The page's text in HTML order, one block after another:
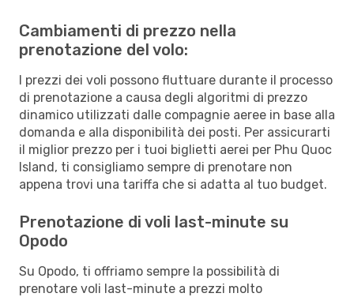
Cambiamenti di prezzo nella
prenotazione del volo:
I prezzi dei voli possono fluttuare durante il processo
di prenotazione a causa degli algoritmi di prezzo
dinamico utilizzati dalle compagnie aeree in base alla
domanda e alla disponibilità dei posti. Per assicurarti
il miglior prezzo per i tuoi biglietti aerei per Phu Quoc
Island, ti consigliamo sempre di prenotare non
appena trovi una tariffa che si adatta al tuo budget.
Prenotazione di voli last-minute su
Opodo
Su Opodo, ti offriamo sempre la possibilità di
prenotare voli last-minute a prezzi molto